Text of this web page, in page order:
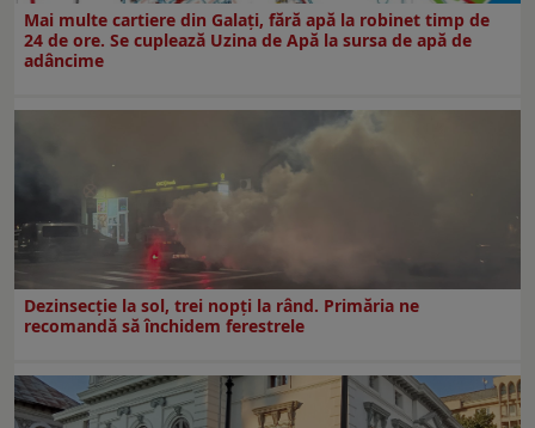
Mai multe cartiere din Galați, fără apă la robinet timp de
24 de ore. Se cuplează Uzina de Apă la sursa de apă de
adâncime
Dezinsecţie la sol, trei nopţi la rând. Primăria ne
recomandă să închidem ferestrele